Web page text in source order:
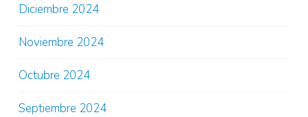
Diciembre 2024
Noviembre 2024
Octubre 2024
Septiembre 2024